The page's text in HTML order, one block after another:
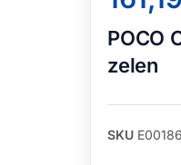
POCO
zelen
SKU